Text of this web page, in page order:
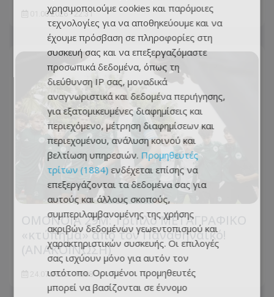
01.08.2026 - 22:31
ΟΜΟΝΟΙΑ 29Μ: Τριπλό ΜΕΤΑΓΡΑΦΙΚΟ
«κτύπημα» από τον Παναθηναϊκό!
(ΑΝΑΚΟΙΝΩΣΗ)
24.07.2026 - 10:08
χρησιμοποιούμε cookies και παρόμοιες
τεχνολογίες για να αποθηκεύουμε και να
έχουμε πρόσβαση σε πληροφορίες στη
συσκευή σας και να επεξεργαζόμαστε
προσωπικά δεδομένα, όπως τη
διεύθυνση IP σας, μοναδικά
αναγνωριστικά και δεδομένα περιήγησης,
για εξατομικευμένες διαφημίσεις και
περιεχόμενο, μέτρηση διαφημίσεων και
περιεχομένου, ανάλυση κοινού και
βελτίωση υπηρεσιών. Προμηθευτές
τρίτων (1884) ενδέχεται επίσης να
επεξεργάζονται τα δεδομένα σας για
αυτούς και άλλους σκοπούς,
συμπεριλαμβανομένης της χρήσης
ακριβών δεδομένων γεωεντοπισμού και
χαρακτηριστικών συσκευής. Οι επιλογές
σας ισχύουν μόνο για αυτόν τον
ιστότοπο. Ορισμένοι προμηθευτές
μπορεί να βασίζονται σε έννομο